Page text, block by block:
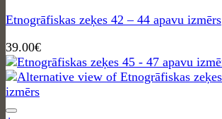
Etnogrāfiskas zeķes 42 – 44 apavu izmērs
39.00€